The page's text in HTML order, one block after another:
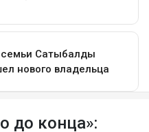
до конца»: